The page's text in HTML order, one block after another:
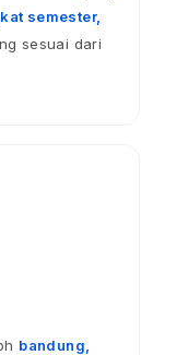
semester,
sesuai dari
bandung,